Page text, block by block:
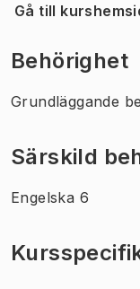
Gå till
(Öppnas i ny flik
Behörighet
Grundläggande
Särskild
Engelska 6